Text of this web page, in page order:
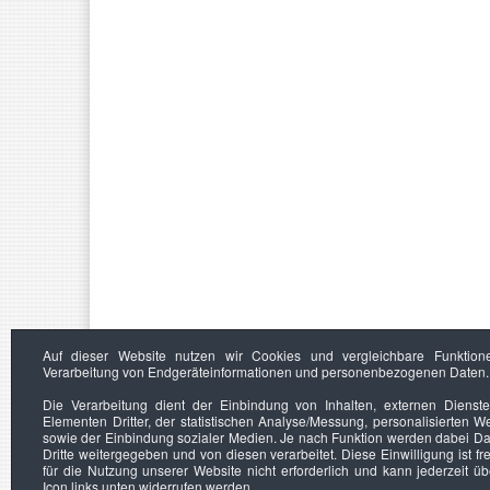
Auf dieser Website nutzen wir Cookies und vergleichbare
Verarbeitung von Endgeräteinformationen und personenbezogenen Daten.
Die Verarbeitung dient der Einbindung von Inhalten, externen
Elementen Dritter, der statistischen Analyse/Messung, personalisierten
sowie der Einbindung sozialer Medien. Je nach Funktion werden dabei
Dritte weitergegeben und von diesen verarbeitet. Diese Einwilligung ist
für die Nutzung unserer Website nicht erforderlich und kann jederzeit
Icon links unten widerrufen werden.